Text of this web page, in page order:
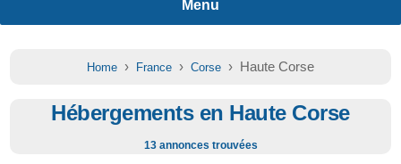
Home › France › Corse › Haute Corse
Hébergements en Haute Corse
13 annonces trouvées